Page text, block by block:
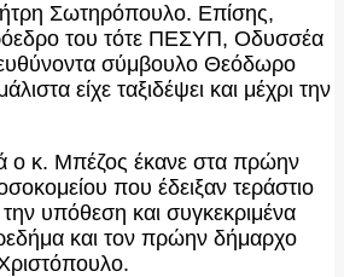
Σωτηρόπουλο. Επίσης,
του τότε ΠΕΣΥΠ, Οδυσσέα
σύμβουλο Θεόδωρο
είχε ταξιδέψει και μέχρι την
ο κ. Μπέζος έκανε στα πρώην
που έδειξαν τεράστιο
την υπόθεση και συγκεκριμένα
και τον πρώην δήμαρχο